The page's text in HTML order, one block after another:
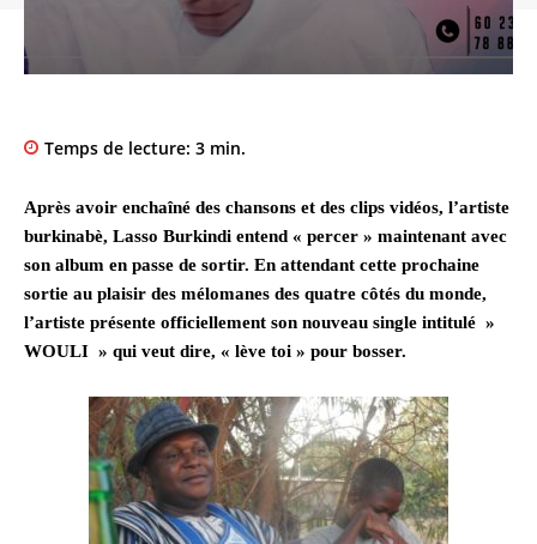
Temps de lecture: 3 min.
Après avoir enchaîné des chansons et des clips vidéos, l’artiste
burkinabè, Lasso Burkindi entend « percer » maintenant avec
son album en passe de sortir. En attendant cette prochaine
sortie au plaisir des mélomanes des quatre côtés du monde,
l’artiste présente officiellement son nouveau single intitulé »
WOULI » qui veut dire, « lève toi » pour bosser.